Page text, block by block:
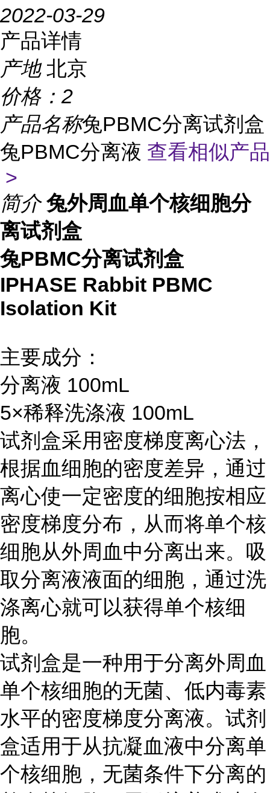
2022-03-29
产品详情
产地 北京
价格： 2
产品名称兔PBMC分离试剂盒
兔PBMC分离液 查看相似产品
>
简介 兔外周血单个核细胞分
离试剂盒
兔PBMC分离试剂盒
IPHASE Rabbit PBMC
Isolation Kit
主要成分：
分离液 100mL
5×稀释洗涤液 100mL
试剂盒采用密度梯度离心法，
根据血细胞的密度差异，通过
离心使一定密度的细胞按相应
密度梯度分布，从而将单个核
细胞从外周血中分离出来。吸
取分离液液面的细胞，通过洗
涤离心就可以获得单个核细
胞。
试剂盒是一种用于分离外周血
单个核细胞的无菌、低内毒素
水平的密度梯度分离液。试剂
盒适用于从抗凝血液中分离单
个核细胞，无菌条件下分离的